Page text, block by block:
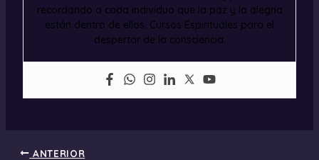
recordando a cada individuo que la paz y la alegría
están dentro de ellos. Cursos Espirituales para el
despertar de la consciencia.
ANTERIOR